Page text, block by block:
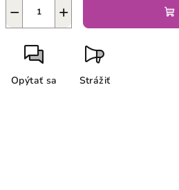
+
−
Opýtať sa Strážiť